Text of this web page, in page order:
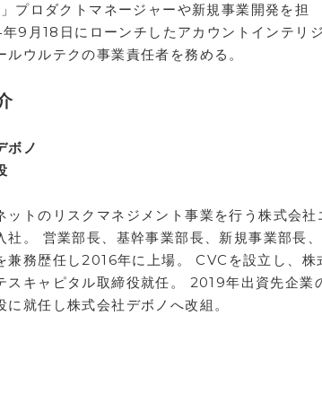
プロダクトマネージャーや新規事業開発を担
9月18日にローンチしたアカウントインテリジ
ルウルテクの事業責任者を務める。
ボノ
ットのリスクマネジメント事業を行う株式会社
社。 営業部長、基幹事業部長、新規事業部長、
兼務歴任し2016年に上場。 CVCを設立し、株
スキャピタル取締役就任。 2019年出資先企業
に就任し株式会社デボノへ改組。